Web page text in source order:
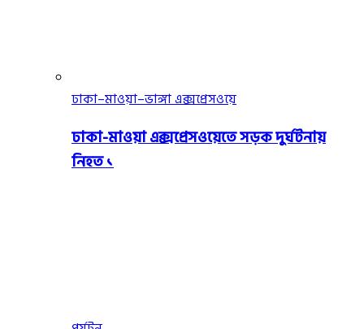
ঢাকা–মাওয়া–ভাঙ্গা এক্সপ্রেসওয়ে
ঢাকা-মাওয়া এক্সপ্রেসওয়েতে সড়ক দুর্ঘটনায়
নিহত ১